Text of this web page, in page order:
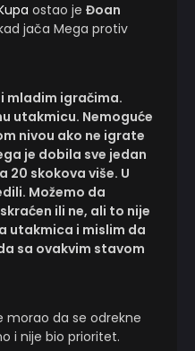
ostao je Đoan
jača Mega protiv
mladim igračima.
utakmicu. Nemoguće
nivou ako ne igrate
je dobila sve jedan
20 skokova više. U
Možemo da
ili ne, ali to nije
utakmica i mislim da
sa ovakvim stavom
morao da se odrekne
i nije bio prioritet.